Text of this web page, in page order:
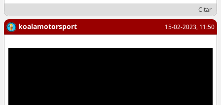
Citar
15-02-2023, 11:50
koalamotorsport